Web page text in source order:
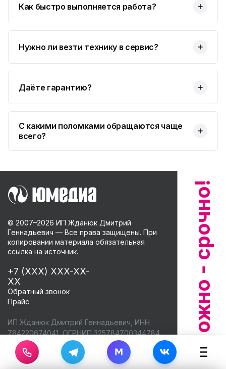
Как быстро выполняется работа?
Нужно ли везти технику в сервис?
Даёте гарантию?
С какими поломками обращаются чаще
всего?
© 2007–2026 ИП Жданюк Дмитрий
Геннадьевич — Все права защищены. При
копировании материала обязательная
ссылка на источник.
+7 (XXX) XXX-XX-
XX
Обратный звонок
Прайс
ИП Жданюк Дмитрий Геннадьевич, ИНН
784220674041, ОГРНИП 325784700344784,
Почта:mail@remont3.ru
M